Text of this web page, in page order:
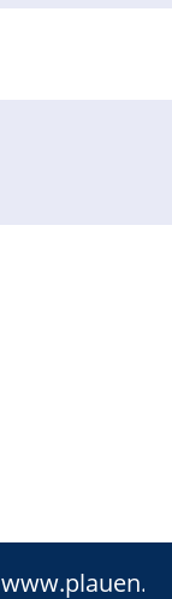
www.plauen.de